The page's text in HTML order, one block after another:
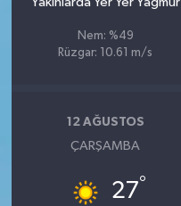
Nem: %49
Rüzgar: 10.61 m/s
12 AĞUSTOS
ÇARŞAMBA
27°